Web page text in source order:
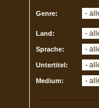
Genre:
Land:
Sprache:
Untertitel:
Medium: